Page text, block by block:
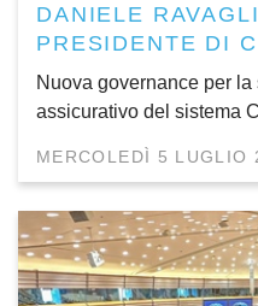
DANIELE
PRESIDENTE DI
Nuova governance per
assicurativo del sistema
MERCOLEDÌ 5 LUGLIO